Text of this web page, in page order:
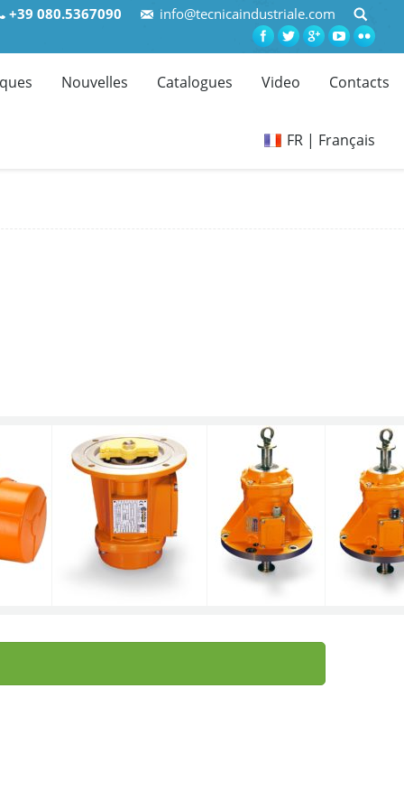
+39 080.5367090 info@tecnicaindustriale.com
Nouvelles Catalogues Video Contacts
FR | Français